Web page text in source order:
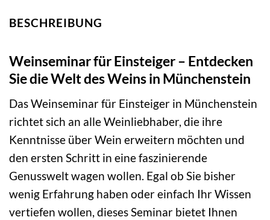
BESCHREIBUNG
Weinseminar für Einsteiger – Entdecken
Sie die Welt des Weins in Münchenstein
Das Weinseminar für Einsteiger in Münchenstein
richtet sich an alle Weinliebhaber, die ihre
Kenntnisse über Wein erweitern möchten und
den ersten Schritt in eine faszinierende
Genusswelt wagen wollen. Egal ob Sie bisher
wenig Erfahrung haben oder einfach Ihr Wissen
vertiefen wollen, dieses Seminar bietet Ihnen